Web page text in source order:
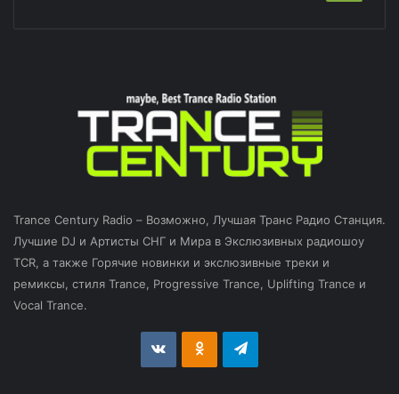
Trance Century Radio – Возможно, Лучшая Транс Радио Станция.
Лучшие DJ и Артисты СНГ и Мира в Экслюзивных радиошоу
TCR, а также Горячие новинки и экслюзивные треки и
ремиксы, стиля Trance, Progressive Trance, Uplifting Trance и
Vocal Trance.
vk.com Odnoklassniki
Telegram